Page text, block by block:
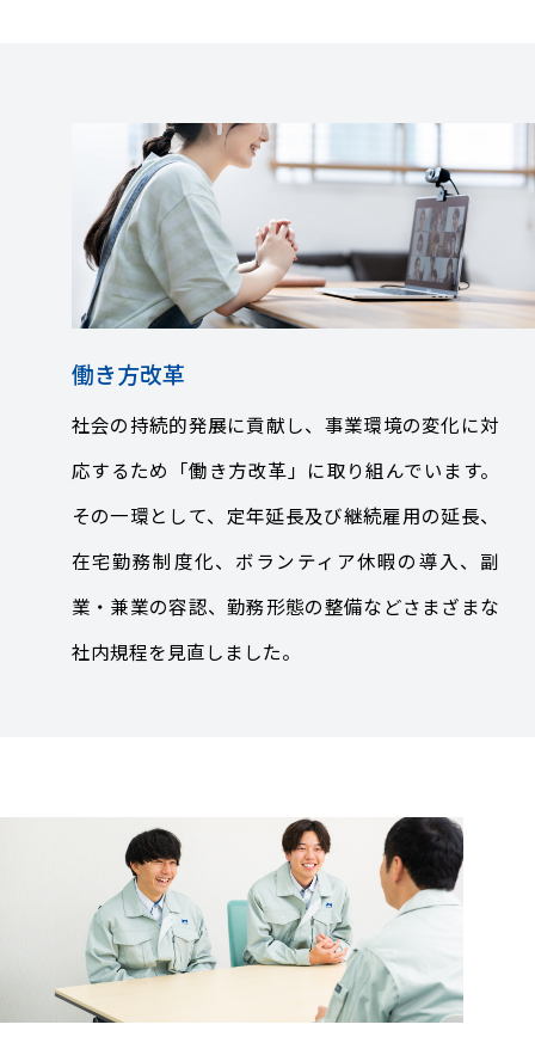
働き方改革
社会の持続的発展に貢献し、事業環境の変化に対
応するため「働き方改革」に取り組んでいます。
その一環として、定年延長及び継続雇用の延長、
在宅勤務制度化、ボランティア休暇の導入、副
業・兼業の容認、勤務形態の整備などさまざまな
社内規程を見直しました。